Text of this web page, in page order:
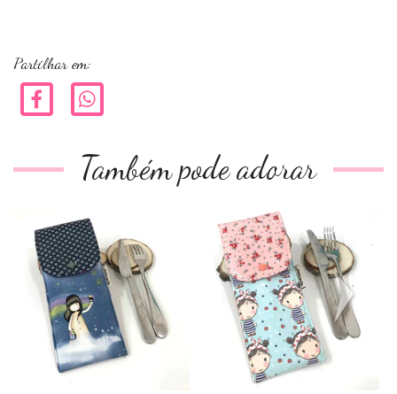
Partilhar em:
Também pode adorar